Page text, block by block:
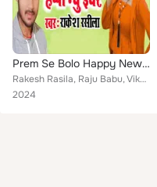
Prem Se Bolo Happy New Year
Rakesh Rasila, Raju Babu, Vikesh Bihari, Ranjeet Raina
2024